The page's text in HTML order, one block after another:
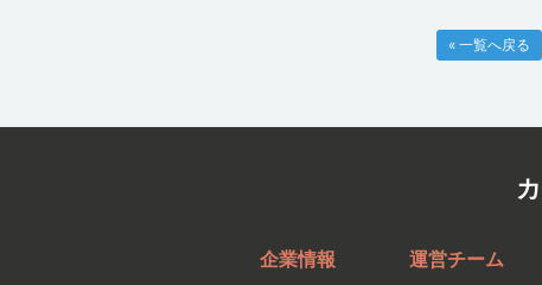
« 一覧へ戻る
企業情報 運営チーム